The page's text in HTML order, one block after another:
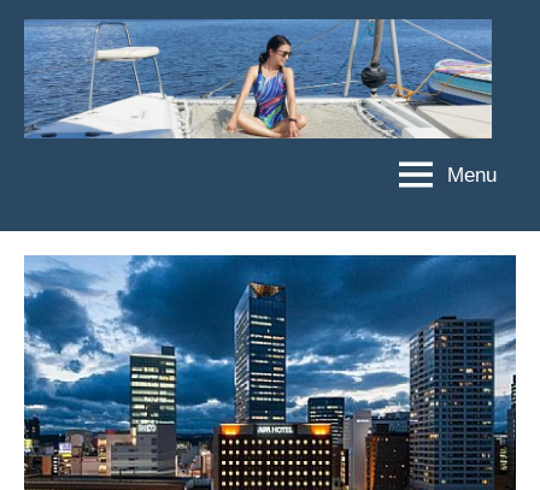
Skip
content
菲
亞
娃
JEFFIA
FANG
亞
娃
粉
絲
團、
主
題
旅
Menu